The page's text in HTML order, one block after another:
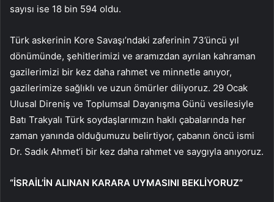
sayısı ise 18 bin 594 oldu.
Türk askerinin Kore Savaşı’ndaki zaferinin 73’üncü yıl
dönümünde, şehitlerimizi ve aramızdan ayrılan kahraman
gazilerimizi bir kez daha rahmet ve minnetle anıyor,
gazilerimize sağlıklı ve uzun ömürler diliyoruz. 29 Ocak
Ulusal Direniş ve Toplumsal Dayanışma Günü vesilesiyle
Batı Trakyalı Türk soydaşlarımızın haklı çabalarında her
zaman yanında olduğumuzu belirtiyor, çabanın öncü ismi
Dr. Sadık Ahmet’i bir kez daha rahmet ve saygıyla anıyoruz.
“İSRAİL’İN ALINAN KARARA UYMASINI BEKLİYORUZ”